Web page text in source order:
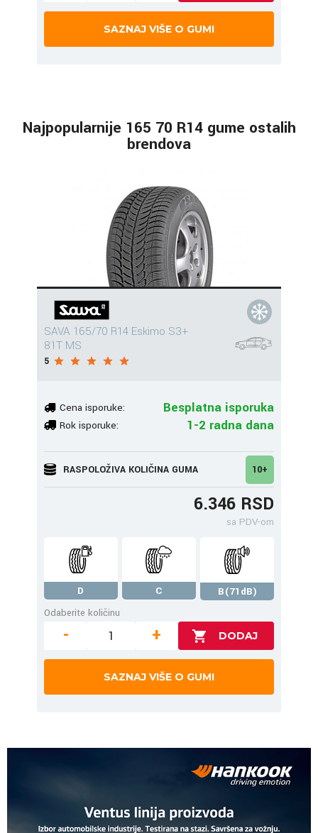
SAZNAJ VIŠE O GUMI
Najpopularnije 165 70 R14 gume ostalih
brendova
SAVA 165/70 R14 Eskimo S3+
81T MS
5
Cena isporuke: Besplatna isporuka
Rok isporuke: 1-2 radna dana
RASPOLOŽIVA KOLIČINA GUMA 10+
6.346 RSD
sa PDV-om
D C
B(71dB)
Odaberite količinu
- +
SAZNAJ VIŠE O GUMI